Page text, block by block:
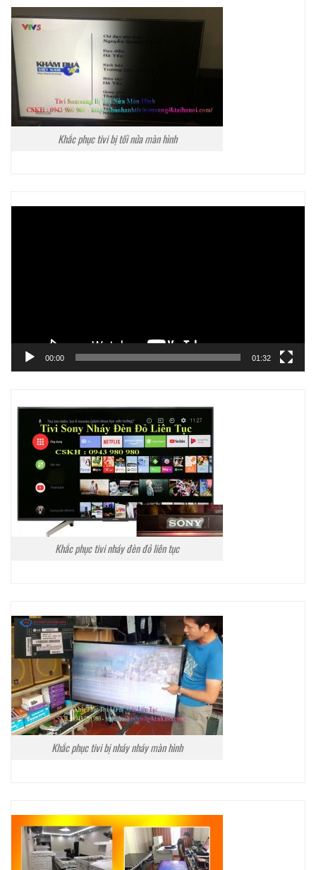
Khắc phục tivi bị tối nửa màn hình
00:00 01:32
Khắc phục tivi nháy đèn đỏ liên tục
Khắc phục tivi bị nháy nháy màn hình